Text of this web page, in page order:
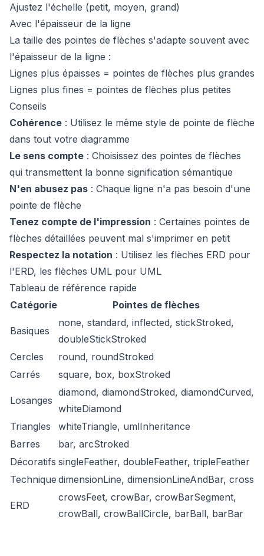
Ajustez l'échelle (petit, moyen, grand)
Avec l'épaisseur de la ligne
La taille des pointes de flèches s'adapte souvent avec
l'épaisseur de la ligne :
Lignes plus épaisses = pointes de flèches plus grandes
Lignes plus fines = pointes de flèches plus petites
Conseils
Cohérence : Utilisez le même style de pointe de flèche
dans tout votre diagramme
Le sens compte : Choisissez des pointes de flèches
qui transmettent la bonne signification sémantique
N'en abusez pas : Chaque ligne n'a pas besoin d'une
pointe de flèche
Tenez compte de l'impression : Certaines pointes de
flèches détaillées peuvent mal s'imprimer en petit
Respectez la notation : Utilisez les flèches ERD pour
l'ERD, les flèches UML pour UML
Tableau de référence rapide
Catégorie
Pointes de flèches
Basiques
none, standard, inflected, stickStroked,
doubleStickStroked
Cercles
round, roundStroked
Carrés
square, box, boxStroked
Losanges
diamond, diamondStroked, diamondCurved,
whiteDiamond
Triangles
whiteTriangle, umlInheritance
Barres
bar, arcStroked
Décoratifs singleFeather, doubleFeather, tripleFeather
Technique dimensionLine, dimensionLineAndBar, cross
ERD
crowsFeet, crowBar, crowBarSegment,
crowBall, crowBallCircle, barBall, barBar